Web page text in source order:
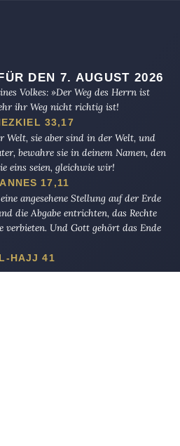
DEN 7. AUGUST 2026
Volkes: »Der Weg des Herrn ist
ihr Weg nicht richtig ist!
33,17
sie aber sind in der Welt, und
bewahre sie in deinem Namen, den
eins seien, gleichwie wir!
17,11
angesehene Stellung auf der Erde
die Abgabe entrichten, das Rechte
verbieten. Und Gott gehört das Ende
HAJJ 41